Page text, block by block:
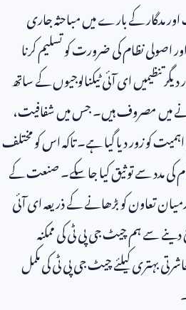
مدگار کے بارے میں مباحثہ جاری
نظام کی ضرورت کو تسلیم کرنا
تنظیمیں ای آئی ٹیکنالوجیوں کے ساتھ
میں مصروف ہیں۔ جس میں شفافیت،
کو زور دیا گیا ہے۔ تاکہ اس کو مختلف
کی مدد سے توثیق کیا جا سکے۔ صنعت کے
تعاون کو بڑھانے کے ذریعہ ای آئی
دینے سے ہم چیٹ جی پی ٹی کی ممکنہ
بہتری کیلئے چیٹ جی پی ٹی کی مکمل